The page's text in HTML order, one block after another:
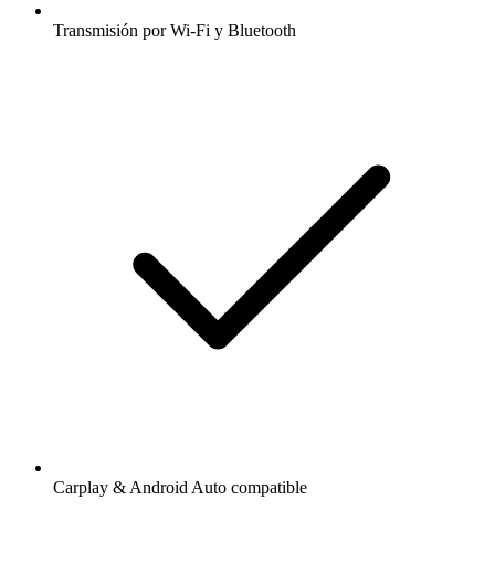
Transmisión por Wi-Fi y Bluetooth
Carplay & Android Auto compatible